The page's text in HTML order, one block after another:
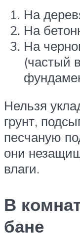
На
На
На
(частый
Нельзя
грунт,
песчаную
они
влаги.
В
бане